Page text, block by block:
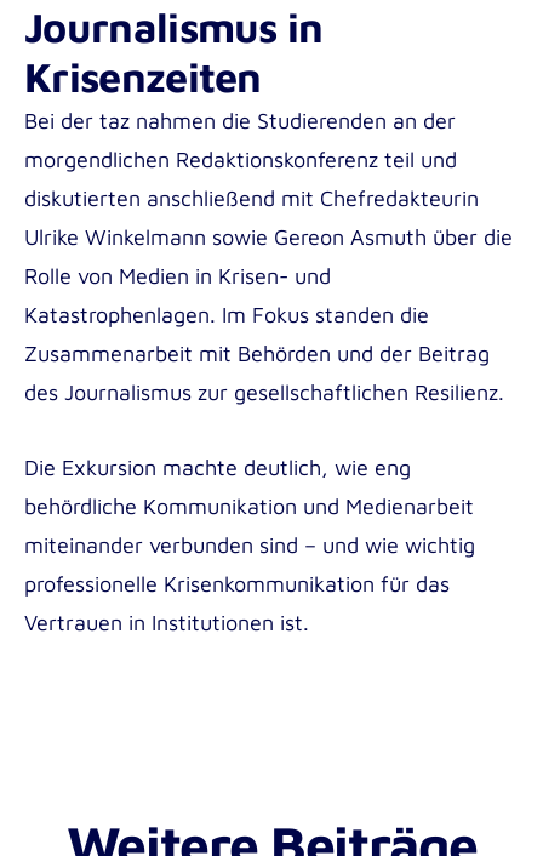
Journalismus in
Krisenzeiten
Bei der taz nahmen die Studierenden an der
morgendlichen Redaktionskonferenz teil und
diskutierten anschließend mit Chefredakteurin
Ulrike Winkelmann sowie Gereon Asmuth über die
Rolle von Medien in Krisen- und
Katastrophenlagen. Im Fokus standen die
Zusammenarbeit mit Behörden und der Beitrag
des Journalismus zur gesellschaftlichen Resilienz.
Die Exkursion machte deutlich, wie eng
behördliche Kommunikation und Medienarbeit
miteinander verbunden sind – und wie wichtig
professionelle Krisenkommunikation für das
Vertrauen in Institutionen ist.
Weitere Beiträge